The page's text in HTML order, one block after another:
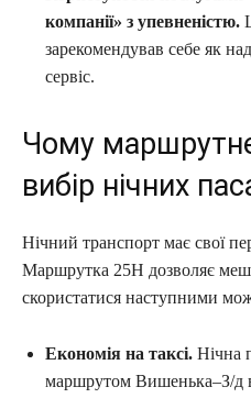
компанії» з упевненістю.
зарекомендував себе як
сервіс.
Чому
вибір нічних
Нічний транспорт має свої
Маршрутка 25Н дозволяє
скористатися наступними
Економія на таксі. Нічна
маршрутом Вишенька–З/д